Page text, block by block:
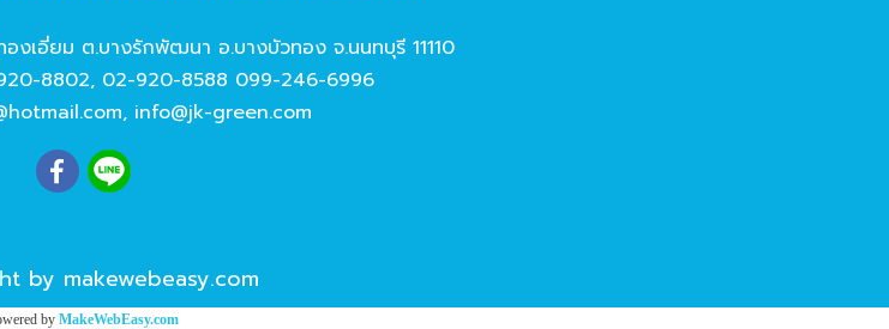
งเอี่ยม ต.บางรักพัฒนา อ.บางบัวทอง จ.นนทบุรี 11110
8802, 02-920-8588 099-246-6996
, info@jk-green.com
by makewebeasy.com
by MakeWebEasy.com